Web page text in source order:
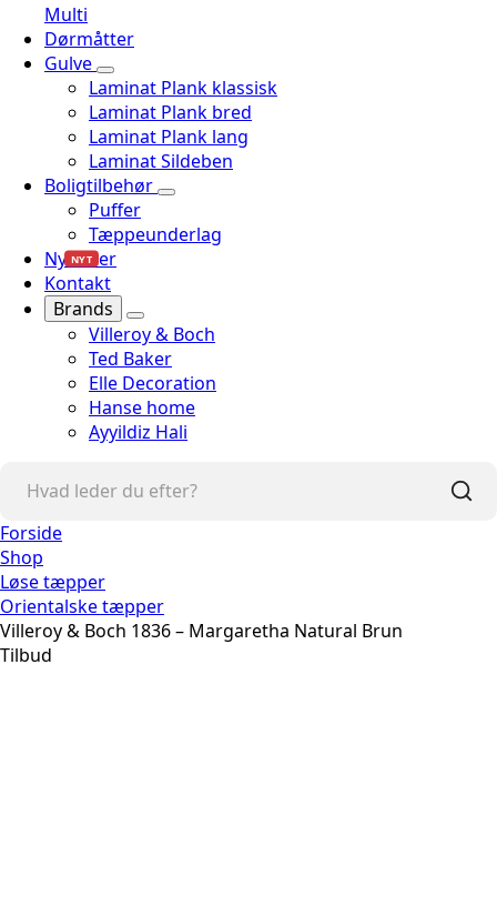
Multi
Dørmåtter
Gulve
Laminat Plank klassisk
Laminat Plank bred
Laminat Plank lang
Laminat Sildeben
Boligtilbehør
Puffer
Tæppeunderlag
Nyheder
NYT
Kontakt
Brands
Villeroy & Boch
Ted Baker
Elle Decoration
Hanse home
Ayyildiz Hali
Forside
Shop
Løse tæpper
Orientalske tæpper
Villeroy & Boch 1836 – Margaretha Natural Brun
Tilbud